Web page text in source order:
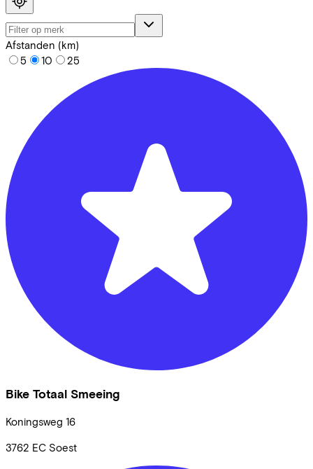
Afstanden (km)
5
10 25
Bike Totaal Smeeing
Koningsweg 16
3762 EC Soest